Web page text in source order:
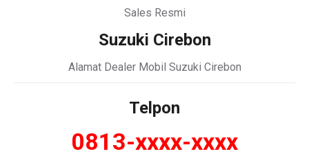
Sales Resmi
Suzuki Cirebon
Alamat Dealer Mobil Suzuki Cirebon
Telpon
0813-xxxx-xxxx